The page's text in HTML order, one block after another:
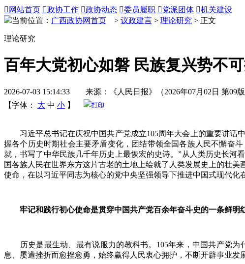
 网站首页 政协工作 政协动态 委员履职 党派团体 机关建设
当前位置： 广西政协网首页 > 议政建言 > 理论研究 > 正文
理论研究
百年大党初心如磐 民族复兴势不
2026-07-03 15:14:33 来源：《人民日报》（2026年07月02日 第09版
【字体：
大 中 小 】 打印
习近平总书记在庆祝中国共产党成立105周年大会上的重要讲话
握各个历史时期社会主要矛盾变化，团结带领全国各族人民不懈奋
就，书写了中华民族几千年历史上最恢宏的史诗。”从人类历史长河
国各族人民在世界东方这片古老的土地上绘就了人类发展史上的壮
使命，在以习近平同志为核心的党中央坚强领导下推进中国式现代化
牢记和践行初心使命是贯穿中国共产党百余年奋斗史的一条鲜明
历史是最生动、最有说服力的教科书。105年来，中国共产党为
息、屡遭挫折而愈挫愈勇，始终赢得人民衷心拥护，不断开辟事业